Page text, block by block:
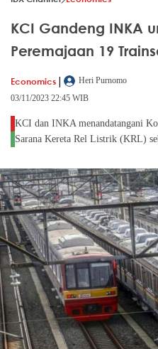
KCI Gandeng INKA
Peremajaan 19
Economics |
Heri Purnomo
03/11/2023 22:45 WIB
KCI dan INKA menandatangani
Sarana Kereta Rel Listrik (KRL)